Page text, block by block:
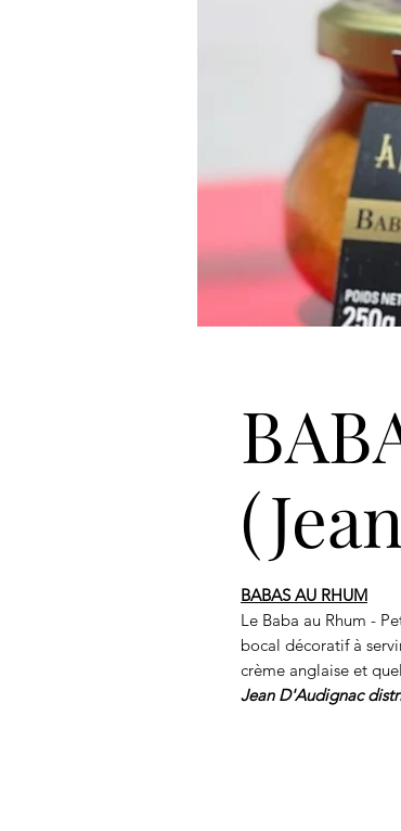
BABAS AU RHUM
Le Baba au Rhum -
bocal décoratif à
crème anglaise et
Jean D'Audignac